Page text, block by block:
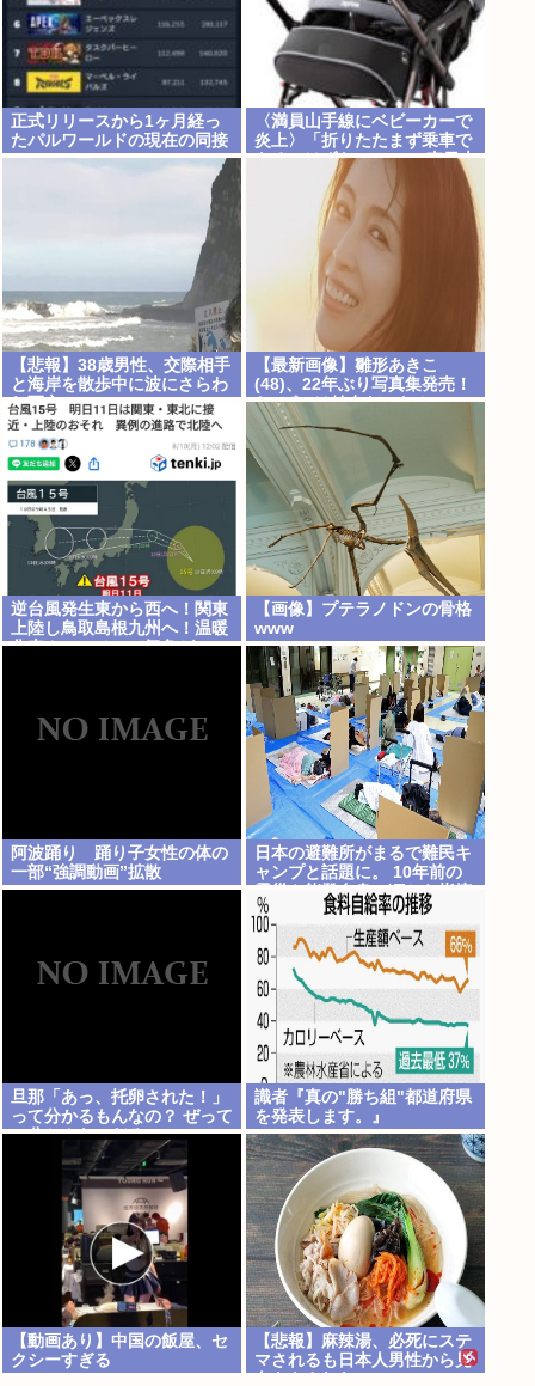
正式リリースから1ヶ月経っ
たパルワールドの現在の同接
www
〈満員山手線にベビーカーで
炎上〉「折りたたまず乗車で
きる」はずなのに…JR東日本
が示した見解
【悲報】38歳男性、交際相手
と海岸を散歩中に波にさらわ
れ死亡
【最新画像】雛形あきこ
(48)、22年ぶり写真集発売！
お●ぱいは健在だった！
逆台風発生東から西へ！関東
上陸し鳥取島根九州へ！温暖
化車カスのせいで気象がシッ
【画像】プテラノドンの骨格
www
阿波踊り 踊り子女性の体の
一部“強調動画”拡散
日本の避難所がまるで難民キ
ャンプと話題に。 10年前の
震災や能登自身の頃から指摘
されてたのになぜ改善されな
いのか？
旦那「あっ、托卵された！」
って分かるもんなの？ ぜって
ー分かんないだろ。
識者『真の"勝ち組"都道府県
を発表します。』
【動画あり】中国の飯屋、セ
クシーすぎる
【悲報】麻辣湯、必死にステ
マされるも日本人男性から見